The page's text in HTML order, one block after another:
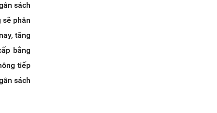
sách
sẽ phân
tăng
bằng
tiếp
sách